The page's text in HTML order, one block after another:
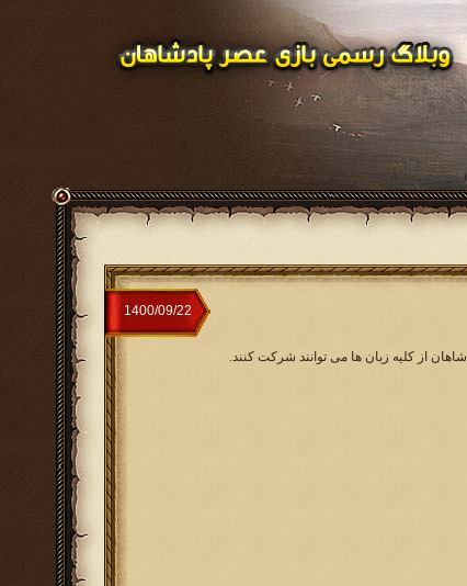
از کلیه زبان ها می توانند شرکت کنند.